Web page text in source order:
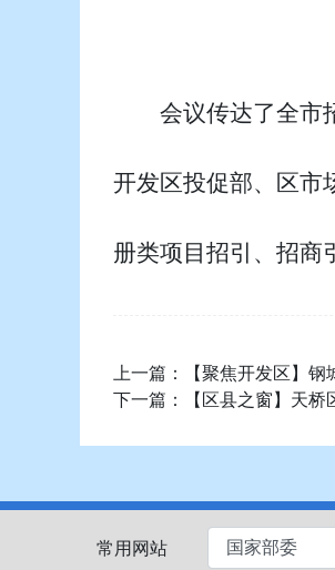
会议传达了全市
开发区投促部、区市
册类项目招引、招商
上一篇：
【聚焦开发区】
下一篇：
【区县之窗】天
常用网站